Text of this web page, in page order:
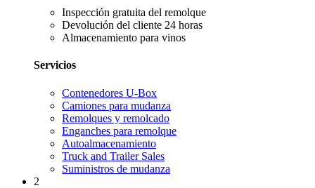
Inspección gratuita del remolque
Devolución del cliente 24 horas
Almacenamiento para vinos
Servicios
Contenedores U-Box
Camiones para mudanza
Remolques y remolcado
Enganches para remolque
Autoalmacenamiento
Truck and Trailer Sales
Suministros de mudanza
2